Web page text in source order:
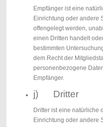
Empfänger ist eine
Einrichtung oder andere
offengelegt werden,
einen Dritten handelt
bestimmten
dem Recht der
personenbezogene
Empfänger.
j) Dritter
Dritter ist eine natürliche
Einrichtung oder andere